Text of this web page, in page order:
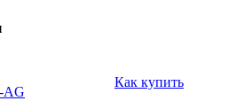
AG
Как купить